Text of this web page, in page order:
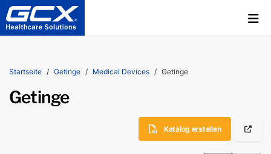
Startseite Getinge Medical Devices Getinge
Getinge
Katalog erstellen